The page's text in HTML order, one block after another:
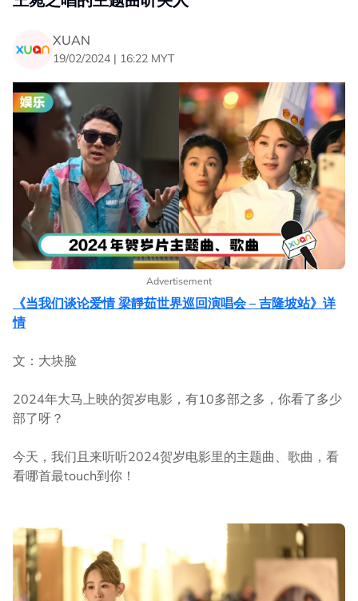
XUAN
19/02/2024 | 16:22 MYT
Advertisement
《当我们谈论爱情 梁靜茹世界巡回演唱会 – 吉隆坡站》详
情
文：大块脸
2024年大马上映的贺岁电影，有10多部之多，你看了多少
部了呀？
今天，我们且来听听2024贺岁电影里的主题曲、歌曲，看
看哪首最touch到你！